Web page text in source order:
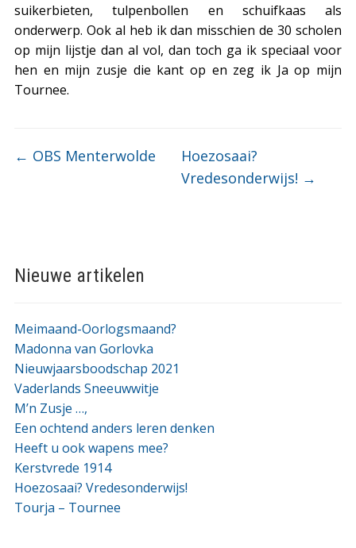
suikerbieten, tulpenbollen en schuifkaas als
onderwerp. Ook al heb ik dan misschien de 30 scholen
op mijn lijstje dan al vol, dan toch ga ik speciaal voor
hen en mijn zusje die kant op en zeg ik Ja op mijn
Tournee.
← OBS Menterwolde
Hoezosaai?
Vredesonderwijs! →
Nieuwe artikelen
Meimaand-Oorlogsmaand?
Madonna van Gorlovka
Nieuwjaarsboodschap 2021
Vaderlands Sneeuwwitje
M’n Zusje …,
Een ochtend anders leren denken
Heeft u ook wapens mee?
Kerstvrede 1914
Hoezosaai? Vredesonderwijs!
Tourja – Tournee